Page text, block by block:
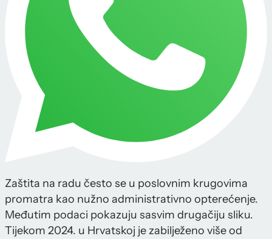
Zaštita na radu često se u poslovnim krugovima
promatra kao nužno administrativno opterećenje.
Međutim podaci pokazuju sasvim drugačiju sliku.
Tijekom 2024. u Hrvatskoj je zabilježeno više od